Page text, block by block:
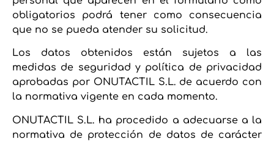
obligatorios podrá tener como consecuencia
que no se pueda atender su solicitud.
Los datos obtenidos están sujetos a las
medidas de seguridad y política de privacidad
aprobadas por ONUTACTIL S.L. de acuerdo con
la normativa vigente en cada momento.
ONUTACTIL S.L. ha procedido a adecuarse a la
normativa de protección de datos de carácter